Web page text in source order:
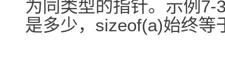
为同类型的指针。示例7-
是多少，sizeof(a)始终等